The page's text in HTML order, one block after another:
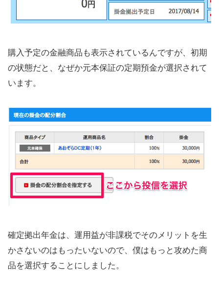
購入予定の金融商品も表示されているんですが、初期
の状態だと、なぜか元本保証の定期預金が選択されて
います。
確定拠出年金は、運用益が非課税でそのメリットを生
かさないのはもったいないので、僕はもっと攻めた商
品を選択することにしました。